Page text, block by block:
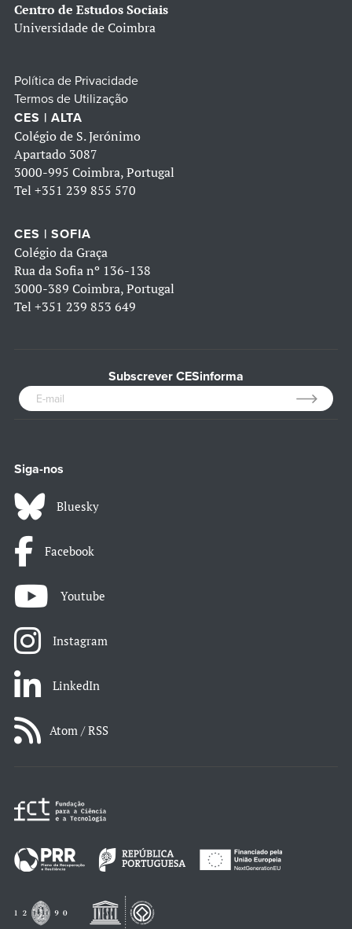
Centro de Estudos Sociais
Universidade de Coimbra
Política de Privacidade
Termos de Utilização
CES | ALTA
Colégio de S. Jerónimo
Apartado 3087
3000-995 Coimbra, Portugal
Tel +351 239 855 570
CES | SOFIA
Colégio da Graça
Rua da Sofia nº 136-138
3000-389 Coimbra, Portugal
Tel +351 239 853 649
Subscrever CESinforma
Siga-nos
Bluesky
Facebook
Youtube
Instagram
LinkedIn
Atom / RSS